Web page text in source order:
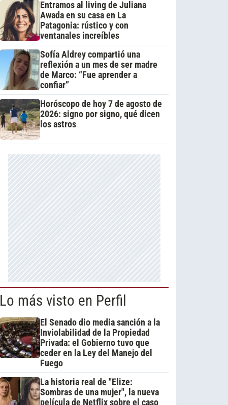
Entramos al living de Juliana
Awada en su casa en La
Patagonia: rústico y con
ventanales increíbles
Sofía Aldrey compartió una
reflexión a un mes de ser madre
de Marco: “Fue aprender a
confiar”
Horóscopo de hoy 7 de agosto de
2026: signo por signo, qué dicen
los astros
Lo más visto en Perfil
El Senado dio media sanción a la
Inviolabilidad de la Propiedad
Privada: el Gobierno tuvo que
ceder en la Ley del Manejo del
Fuego
La historia real de "Elize:
Sombras de una mujer", la nueva
película de Netflix sobre el caso